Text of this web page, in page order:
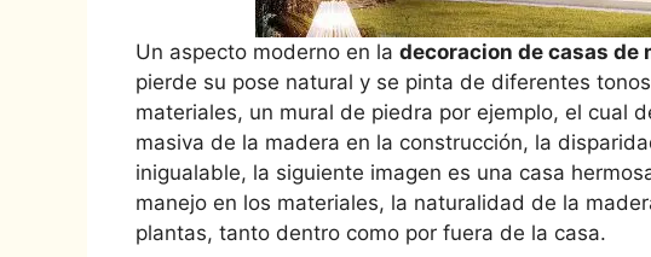
Un aspecto moderno en la decoracion de casas de
pierde su pose natural y se pinta de diferentes
materiales, un mural de piedra por ejemplo, el cual
masiva de la madera en la construcción, la
inigualable, la siguiente imagen es una casa
manejo en los materiales, la naturalidad de la
plantas, tanto dentro como por fuera de la casa.